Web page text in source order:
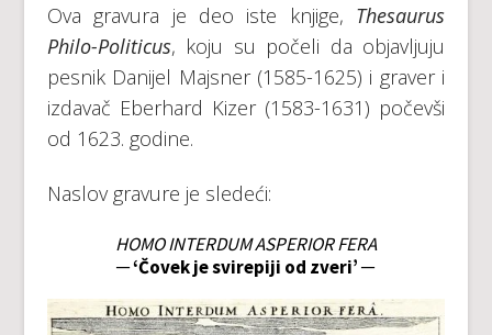
Ova gravura je deo iste knjige, Thesaurus
Philo-Politicus, koju su počeli da objavljuju
pesnik Danijel Majsner (1585-1625) i graver i
izdavač Eberhard Kizer (1583-1631) počevši
od 1623. godine.
Naslov gravure je sledeći:
HOMO INTERDUM ASPERIOR FERA
─ ‘Čovek je svirepiji od zveri’ ─